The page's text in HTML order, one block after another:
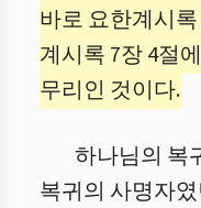
바로 요한계시
계시록 7장 4절
무리인 것이다.
하나님의 복
복귀의 사명자